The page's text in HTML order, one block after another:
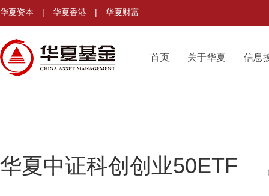
华夏资本 | 华夏香港 | 华夏财富
首页 关于华夏 信息
华夏中证科创创业50ETF